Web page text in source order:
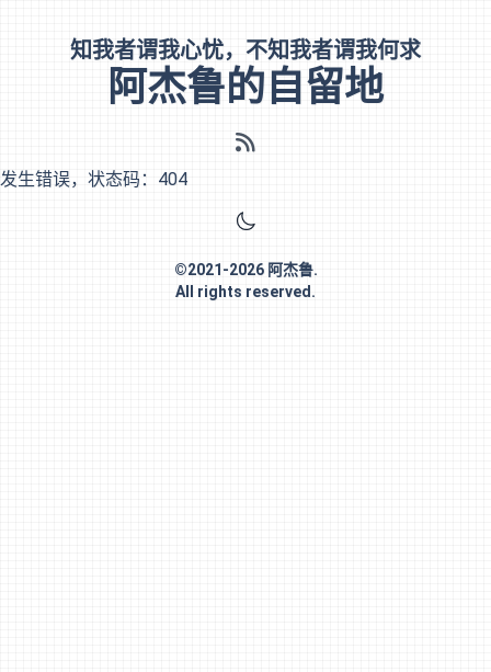
阿杰鲁的自留地
知我者谓我心忧，不知我者谓我何求
发生错误，状态码： 404
©2021-2026 阿杰鲁.
All rights reserved.